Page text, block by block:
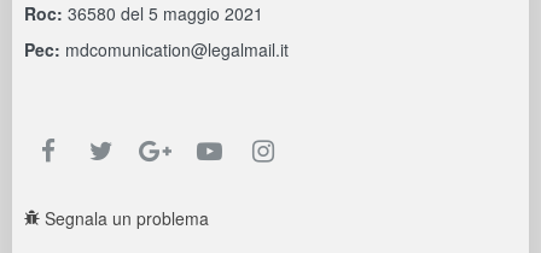
Roc: 36580 del 5 maggio 2021
Pec: mdcomunication@legalmail.it
Segnala un problema